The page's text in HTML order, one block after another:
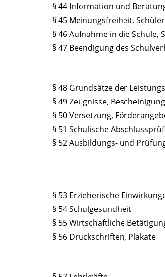
§ 44 Information und
§ 45 Meinungsfreiheit,
§ 46 Aufnahme in die Schule,
§ 47 Beendigung des
§ 48 Grundsätze der
§ 49 Zeugnisse,
§ 50 Versetzung,
§ 51 Schulische
§ 52 Ausbildungs- und
§ 53 Erzieherische
§ 54 Schulgesundheit
§ 55 Wirtschaftliche
§ 56 Druckschriften, Plakate